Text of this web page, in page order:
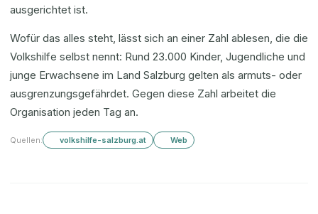
ausgerichtet ist.
Wofür das alles steht, lässt sich an einer Zahl ablesen, die die
Volkshilfe selbst nennt: Rund 23.000 Kinder, Jugendliche und
junge Erwachsene im Land Salzburg gelten als armuts- oder
ausgrenzungsgefährdet. Gegen diese Zahl arbeitet die
Organisation jeden Tag an.
Quellen: volkshilfe-salzburg.at Web